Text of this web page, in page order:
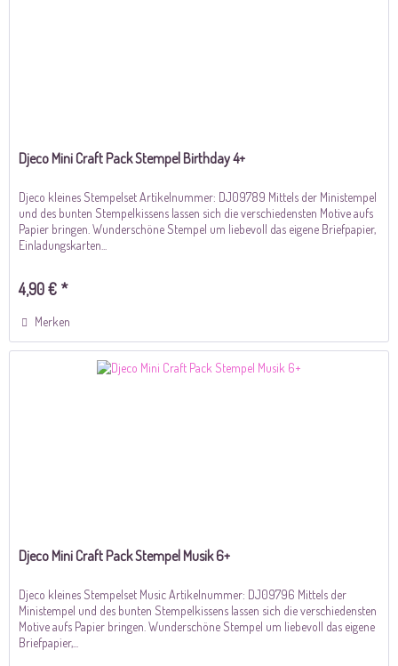
Djeco Mini Craft Pack Stempel Birthday 4+
Djeco kleines Stempelset Artikelnummer: DJ09789 Mittels der Ministempel
und des bunten Stempelkissens lassen sich die verschiedensten Motive aufs
Papier bringen. Wunderschöne Stempel um liebevoll das eigene Briefpapier,
Einladungskarten...
4,90 € *
Merken
Djeco Mini Craft Pack Stempel Musik 6+
Djeco kleines Stempelset Music Artikelnummer: DJ09796 Mittels der
Ministempel und des bunten Stempelkissens lassen sich die verschiedensten
Motive aufs Papier bringen. Wunderschöne Stempel um liebevoll das eigene
Briefpapier,...